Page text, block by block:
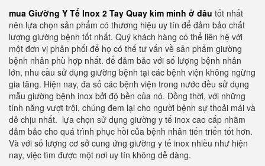
mua Giường Y Tế Inox 2 Tay Quay kim minh ở đâu tốt nhất
nên lựa chọn sản phẩm có thương hiệu uy tín để đảm bảo chất
lượng giường bệnh tốt nhất. Quý khách hàng có thể liên hệ với
một đơn vị phân phối để họ có thể tư vấn về sản phẩm giường
bệnh nhân phù hợp nhất. để đảm bảo với số lượng bệnh nhân
lớn, nhu cầu sử dụng giường bệnh tại các bệnh viện không ngừng
gia tăng. Hiện nay, đa số các bệnh viện trong nước đều sử dụng
mẫu giường bệnh inox bởi độ bền của nó. Đồng thời, với những
tính năng vượt trội, chúng đem lại cho người bệnh sự thoải mái và
dễ chịu nhất. lựa chọn sử dụng giường y tế inox cao cấp nhằm
đảm bảo cho quá trình phục hồi của bệnh nhân tiến triển tốt hơn.
Và với số lượng cơ sở cung ứng giường y tế inox nhiều như hiện
nay, việc tìm được một nơi uy tín không dễ dàng.